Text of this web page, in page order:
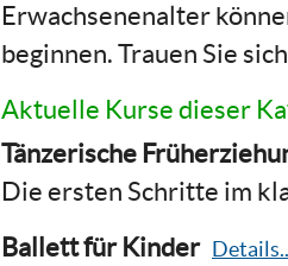
Erwachsenenalter
beginnen. Trauen Sie
Aktuelle Kurse dieser
Tänzerische
Die ersten Schritte im
Ballett für Kinder